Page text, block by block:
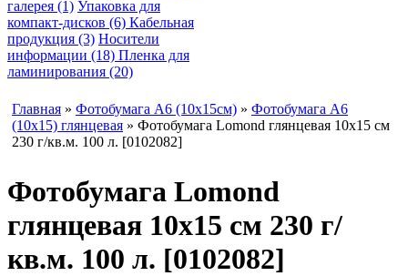
галерея (1) Упаковка для
компакт-дисков (6) Кабельная
продукция (3) Носители
информации (18) Пленка для
ламинирования (20)
Главная » Фотобумага A6 (10х15см) » Фотобумага A6
(10х15) глянцевая » Фотобумага Lomond глянцевая 10х15 см
230 г/кв.м. 100 л. [0102082]
Фотобумага Lomond
глянцевая 10х15 см 230 г/
кв.м. 100 л. [0102082]